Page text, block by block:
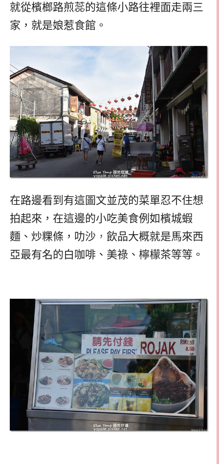
就從檳榔路煎蕊的這條小路往裡面走兩三
家，就是娘惹食館。
在路邊看到有這圖文並茂的菜單忍不住想
拍起來，在這邊的小吃美食例如檳城蝦
麵、炒粿條，叻沙 ， 飲品大概就是馬來西
亞最有名的白咖啡、美祿、檸檬茶等等。